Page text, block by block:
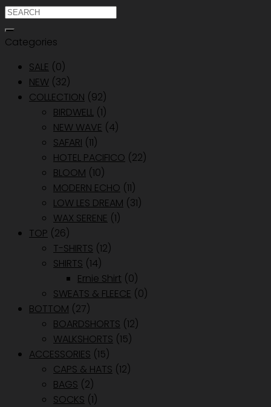
was:
2,190.00 ฿.
is:
1,533.00 ฿.
ค้นหา:
Categories
SALE (0)
NEW (32)
COLLECTION (92)
BIRDWELL (1)
NEW WAVE (4)
SAFARI (11)
HOTEL PACIFICO (22)
BLOOM (10)
MODERN ECHO (11)
LOW LES DREAM (31)
WAX SERENE (1)
TOP (26)
T-SHIRTS (12)
SHIRTS (14)
Ernie Shirt (0)
SWEATS & FLEECE (0)
BOTTOM (27)
BOARDSHORTS (12)
WALKSHORTS (15)
ACCESSORIES (15)
CAPS & HATS (12)
BAGS (2)
SOCKS (1)